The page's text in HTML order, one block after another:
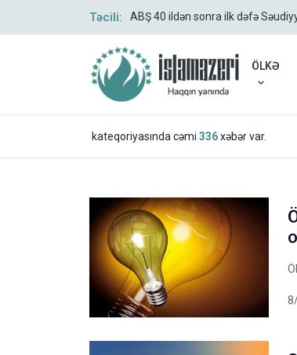
Təcili: ABŞ 40 ildən sonra ilk dəfə
ÖLKƏ
kateqoriyasında cəmi 336xəbər var.